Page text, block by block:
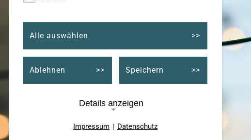
Alle auswählen
Ablehnen Speichern
Details anzeigen
Impressum | Datenschutz